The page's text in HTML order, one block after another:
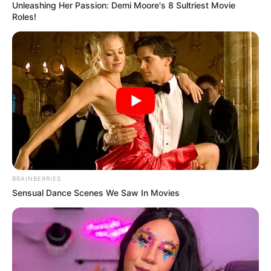
MANTÉNGASE EN ALERTA
Tenemos todas las noticias que le
interesan. Para estar bien informado, por
favor, active las notificaciones de Alerta.
ACTIVAR AHORA
TEMAS DESTACADOS
CATATUMBO
PUENTE INTERNACIONAL SIMÓN BOLÍVAR
NOTICIAS NORTE DE SANTANDER
ÁREA METROPOLITANA DE CÚCUTA
OCAÑA
Unleashing Her Passion: Demi Moore's 8 Sultriest Movie
Roles!
BRAINBERRIES
Sensual Dance Scenes We Saw In Movies